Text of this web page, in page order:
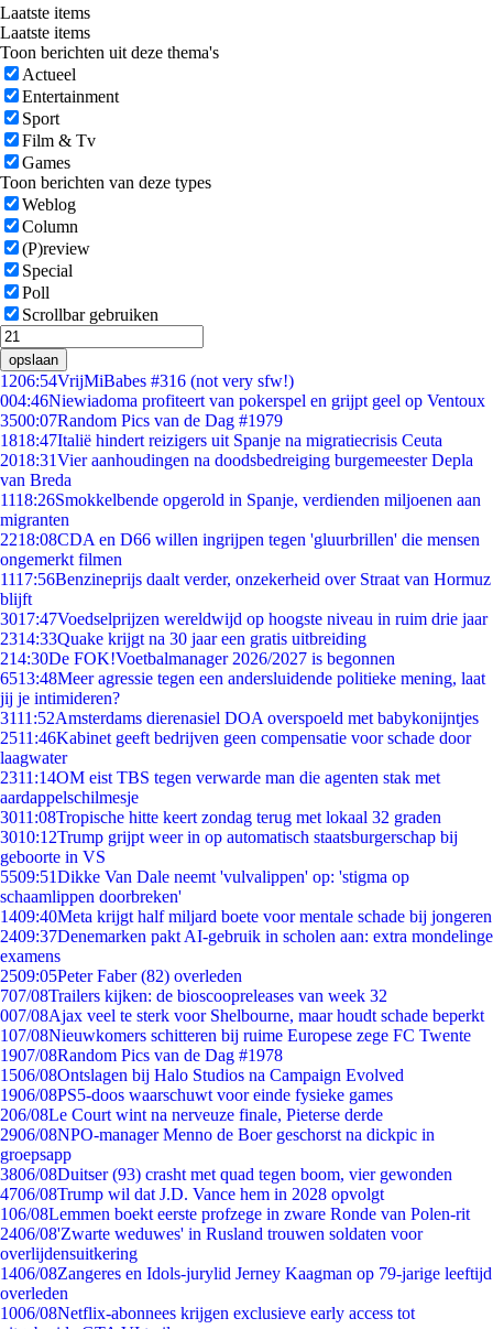
Laatste items
Laatste items
Toon berichten uit deze thema's
Actueel
Entertainment
Sport
Film & Tv
Games
Toon berichten van deze types
Weblog
Column
(P)review
Special
Poll
Scrollbar gebruiken
opslaan
1206:54VrijMiBabes #316 (not very sfw!)
004:46Niewiadoma profiteert van pokerspel en grijpt geel op Ventoux
3500:07Random Pics van de Dag #1979
1818:47Italië hindert reizigers uit Spanje na migratiecrisis Ceuta
2018:31Vier aanhoudingen na doodsbedreiging burgemeester Depla
van Breda
1118:26Smokkelbende opgerold in Spanje, verdienden miljoenen aan
migranten
2218:08CDA en D66 willen ingrijpen tegen 'gluurbrillen' die mensen
ongemerkt filmen
1117:56Benzineprijs daalt verder, onzekerheid over Straat van Hormuz
blijft
3017:47Voedselprijzen wereldwijd op hoogste niveau in ruim drie jaar
2314:33Quake krijgt na 30 jaar een gratis uitbreiding
214:30De FOK!Voetbalmanager 2026/2027 is begonnen
6513:48Meer agressie tegen een andersluidende politieke mening, laat
jij je intimideren?
3111:52Amsterdams dierenasiel DOA overspoeld met babykonijntjes
2511:46Kabinet geeft bedrijven geen compensatie voor schade door
laagwater
2311:14OM eist TBS tegen verwarde man die agenten stak met
aardappelschilmesje
3011:08Tropische hitte keert zondag terug met lokaal 32 graden
3010:12Trump grijpt weer in op automatisch staatsburgerschap bij
geboorte in VS
5509:51Dikke Van Dale neemt 'vulvalippen' op: 'stigma op
schaamlippen doorbreken'
1409:40Meta krijgt half miljard boete voor mentale schade bij jongeren
2409:37Denemarken pakt AI-gebruik in scholen aan: extra mondelinge
examens
2509:05Peter Faber (82) overleden
707/08Trailers kijken: de bioscoopreleases van week 32
007/08Ajax veel te sterk voor Shelbourne, maar houdt schade beperkt
107/08Nieuwkomers schitteren bij ruime Europese zege FC Twente
1907/08Random Pics van de Dag #1978
1506/08Ontslagen bij Halo Studios na Campaign Evolved
1906/08PS5-doos waarschuwt voor einde fysieke games
206/08Le Court wint na nerveuze finale, Pieterse derde
2906/08NPO-manager Menno de Boer geschorst na dickpic in
groepsapp
3806/08Duitser (93) crasht met quad tegen boom, vier gewonden
4706/08Trump wil dat J.D. Vance hem in 2028 opvolgt
106/08Lemmen boekt eerste profzege in zware Ronde van Polen-rit
2406/08'Zwarte weduwes' in Rusland trouwen soldaten voor
overlijdensuitkering
1406/08Zangeres en Idols-jurylid Jerney Kaagman op 79-jarige leeftijd
overleden
1006/08Netflix-abonnees krijgen exclusieve early access tot